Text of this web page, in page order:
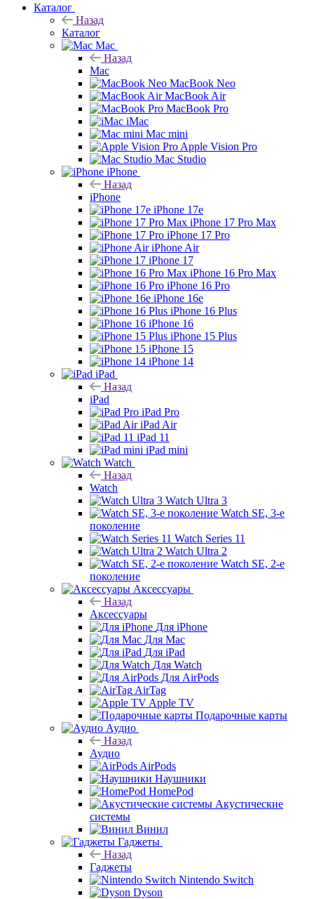
Каталог
Назад
Каталог
Mac
Назад
Mac
MacBook Neo
MacBook Air
MacBook Pro
iMac
Mac mini
Apple Vision Pro
Mac Studio
iPhone
Назад
iPhone
iPhone 17e
iPhone 17 Pro Max
iPhone 17 Pro
iPhone Air
iPhone 17
iPhone 16 Pro Max
iPhone 16 Pro
iPhone 16e
iPhone 16 Plus
iPhone 16
iPhone 15 Plus
iPhone 15
iPhone 14
iPad
Назад
iPad
iPad Pro
iPad Air
iPad 11
iPad mini
Watch
Назад
Watch
Watch Ultra 3
Watch SE, 3-е
поколение
Watch Series 11
Watch Ultra 2
Watch SE, 2-е
поколение
Аксессуары
Назад
Аксессуары
Для iPhone
Для Mac
Для iPad
Для Watch
Для AirPods
AirTag
Apple TV
Подарочные карты
Аудио
Назад
Аудио
AirPods
Наушники
HomePod
Акустические
системы
Винил
Гаджеты
Назад
Гаджеты
Nintendo Switch
Dyson